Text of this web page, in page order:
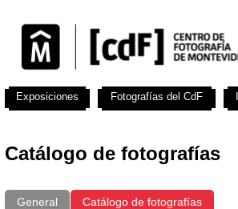
Catálogo de fotografías
General Catálogo de fotografías
Exposiciones Fotografías del CdF